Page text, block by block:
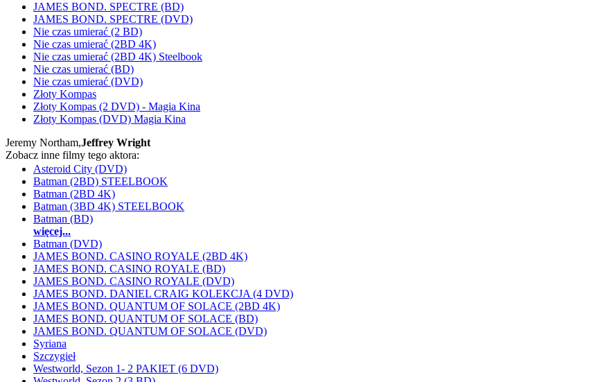
JAMES BOND. SPECTRE (BD)
JAMES BOND. SPECTRE (DVD)
Nie czas umierać (2 BD)
Nie czas umierać (2BD 4K)
Nie czas umierać (2BD 4K) Steelbook
Nie czas umierać (BD)
Nie czas umierać (DVD)
Złoty Kompas
Złoty Kompas (2 DVD) - Magia Kina
Złoty Kompas (DVD) Magia Kina
Jeremy Northam,Jeffrey Wright
Zobacz inne filmy tego aktora:
Asteroid City (DVD)
Batman (2BD) STEELBOOK
Batman (2BD 4K)
Batman (3BD 4K) STEELBOOK
Batman (BD)
więcej...
Batman (DVD)
JAMES BOND. CASINO ROYALE (2BD 4K)
JAMES BOND. CASINO ROYALE (BD)
JAMES BOND. CASINO ROYALE (DVD)
JAMES BOND. DANIEL CRAIG KOLEKCJA (4 DVD)
JAMES BOND. QUANTUM OF SOLACE (2BD 4K)
JAMES BOND. QUANTUM OF SOLACE (BD)
JAMES BOND. QUANTUM OF SOLACE (DVD)
Syriana
Szczygieł
Westworld, Sezon 1- 2 PAKIET (6 DVD)